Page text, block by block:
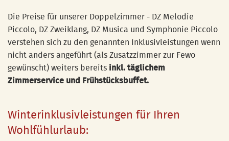
Die Preise für unserer Doppelzimmer - DZ Melodie
Piccolo, DZ Zweiklang, DZ Musica und Symphonie Piccolo
verstehen sich zu den genannten Inklusivleistungen wenn
nicht anders angeführt (als Zusatzzimmer zur Fewo
gewünscht) weiters bereits inkl. täglichem
Zimmerservice und Frühstücksbuffet.
Winterinklusivleistungen für Ihren
Wohlfühlurlaub: